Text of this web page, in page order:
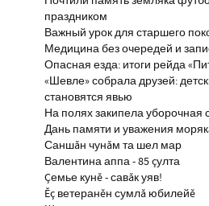
праздником
Важный урок для старшего
Медицина без очередей и
Опасная езда: итоги рейда
«Шевле» собрала друзей:
становятся явью
На полях закипела уборочная
Дань памяти и уважения
Саншăн чунăм та шел мар
Валентина аппа - 85 çулта
Çемье кунĕ - савăк уяв!
Ĕç ветеранĕн сумлă юбилейĕ